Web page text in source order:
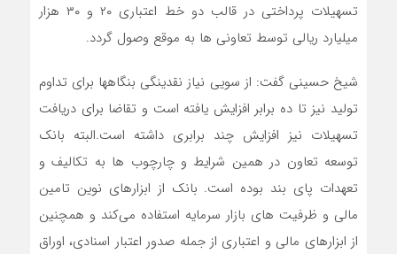
تسهیلات پرداختی در قالب دو خط اعتباری ۲۰ و ۳۰ هزار
میلیارد ریالی توسط تعاونی ها به موقع وصول گردد.
شیخ حسینی گفت: از سویی نیاز نقدینگی بنگاهها برای تداوم
تولید نیز تا ده برابر افزایش یافته است و تقاضا برای دریافت
تسهیلات نیز افزایش چند برابری داشته است.البته بانک
توسعه تعاون در همین شرایط و چارچوب ها به تکالیف و
تعهدات پای بند بوده است. بانک از ابزارهای نوین تامین
مالی و ظرفیت های بازار سرمایه استفاده می‌کند و همچنین
از ابزارهای مالی و اعتباری از جمله صدور اعتبار اسنادی، اوراق